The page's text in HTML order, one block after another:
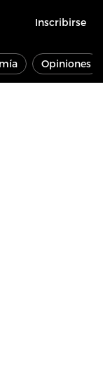
Inscribirse
Opiniones